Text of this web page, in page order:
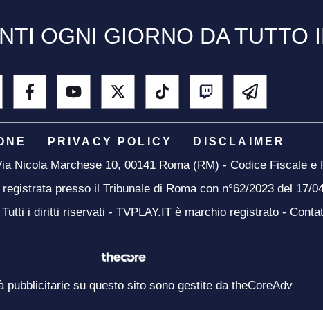
OGNI GIORNO DA TUTTO
PRIVACY POLICY DISCLAIMER
Nicola Marchese 10, 00141 Roma (RM) - Codice Fiscale e
presso il Tribunale di Roma con n°62/2023 del 17/
i diritti riservati - TVPLAY.IT è marchio registrato -
pubblicitarie su questo sito sono gestite da theCoreAdv